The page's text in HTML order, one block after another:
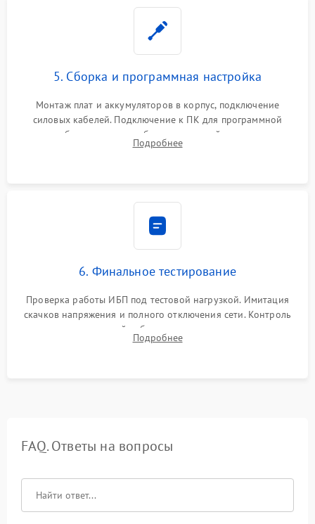
5. Сборка и программная настройка
Монтаж плат и аккумуляторов в корпус, подключение
силовых кабелей. Подключение к ПК для программной
калибровки констант батареи, настройки порогов
срабатывания AVR и сброса счетчиков старения АКБ.
Подробнее
6. Финальное тестирование
Проверка работы ИБП под тестовой нагрузкой. Имитация
скачков напряжения и полного отключения сети. Контроль
времени автономной работы, температурного режима и
корректности формы выходного сигнала.
Подробнее
FAQ. Ответы на вопросы